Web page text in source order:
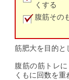
くする
腹筋その
筋肥大を目的と
腹筋の筋トレ
くもに回数を重